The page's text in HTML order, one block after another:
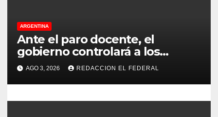
e
n
t
r
a
ARGENTINA
Ante el paro docente, el
gobierno controlará a los
colegios para que cumplan el
75% de cobertura presencial
AGO 3, 2026 REDACCION EL FEDERAL